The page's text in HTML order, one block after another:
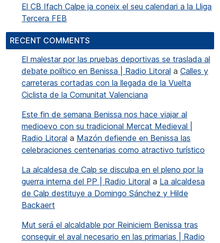
El CB Ifach Calpe ja coneix el seu calendari a la Lliga
Tercera FEB
RECENT COMMENTS
El malestar por las pruebas deportivas se traslada al
debate político en Benissa | Radio Litoral a Calles y
carreteras cortadas con la llegada de la Vuelta
Ciclista de la Comunitat Valenciana
Este fin de semana Benissa nos hace viajar al
medioevo con su tradicional Mercat Medieval |
Radio Litoral a Mazón defiende en Benissa las
celebraciones centenarias como atractivo turístico
La alcaldesa de Calp se disculpa en el pleno por la
guerra interna del PP | Radio Litoral a La alcaldesa
de Calp destituye a Domingo Sánchez y Hilde
Backaert
Mut será el alcaldable por Reiniciem Benissa tras
conseguir el aval necesario en las primarias | Radio